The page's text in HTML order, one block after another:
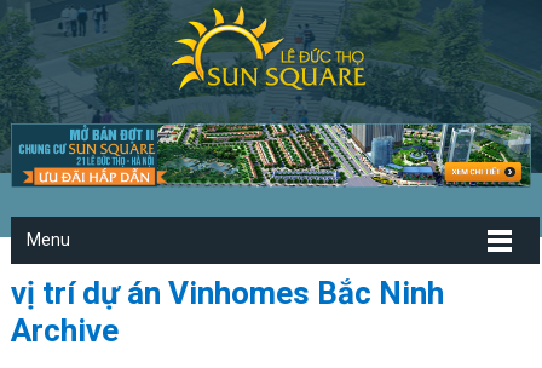
Menu
vị trí dự án Vinhomes Bắc Ninh
Archive